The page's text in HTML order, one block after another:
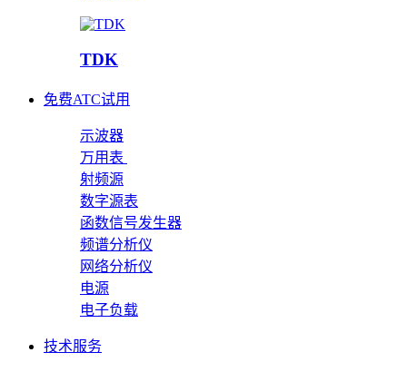
TDK
免费ATC试用
示波器
万用表
射频源
数字源表
函数信号发生器
频谱分析仪
网络分析仪
电源
电子负载
技术服务